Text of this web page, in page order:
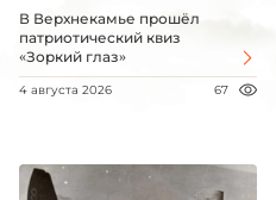
В Верхнекамье прошёл
патриотический квиз
«Зоркий глаз»
4 августа 2026 67